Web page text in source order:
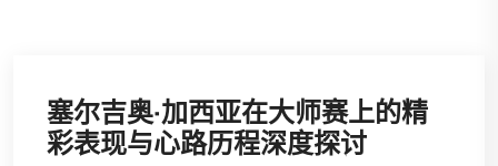
塞尔吉奥·加西亚在大师赛上的精
彩表现与心路历程深度探讨